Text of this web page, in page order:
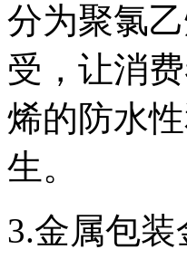
分为聚氯
受，让消
烯的防水
生。
3.金属包